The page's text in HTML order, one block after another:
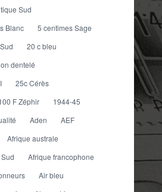
Sud
Blanc
5 centimes Sage
20 c bleu
dentelé
25c Cérès
F Zéphir
1944-45
Aden
AEF
Afrique australe
Afrique francophone
Air bleu